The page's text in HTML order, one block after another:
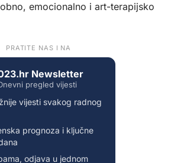
emocionalno i art-terapijsko
PRATITE NAS I NA
Newsletter
pregled vijesti
vijesti svakog radnog
prognoza i ključne
odjava u jednom